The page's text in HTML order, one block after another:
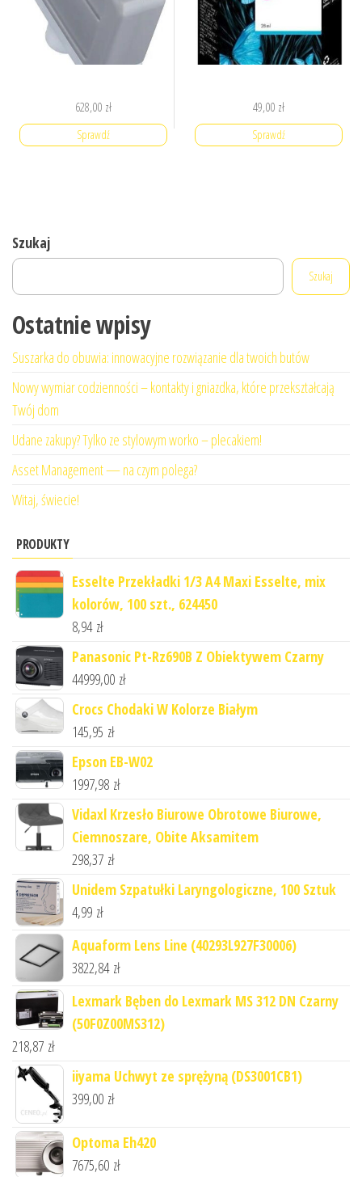
628,00 zł
Sprawdź
49,00 zł
Sprawdź
Szukaj
Szukaj
Ostatnie wpisy
Suszarka do obuwia: innowacyjne rozwiązanie dla twoich butów
Nowy wymiar codzienności – kontakty i gniazdka, które przekształcają
Twój dom
Udane zakupy? Tylko ze stylowym worko – plecakiem!
Asset Management — na czym polega?
Witaj, świecie!
PRODUKTY
Esselte Przekładki 1/3 A4 Maxi Esselte, mix
kolorów, 100 szt., 624450
8,94 zł
Panasonic Pt-Rz690B Z Obiektywem Czarny
44999,00 zł
Crocs Chodaki W Kolorze Białym
145,95 zł
Epson EB-W02
1997,98 zł
Vidaxl Krzesło Biurowe Obrotowe Biurowe,
Ciemnoszare, Obite Aksamitem
298,37 zł
Unidem Szpatułki Laryngologiczne, 100 Sztuk
4,99 zł
Aquaform Lens Line (40293L927F30006)
3822,84 zł
Lexmark Bęben do Lexmark MS 312 DN Czarny
(50F0Z00MS312)
218,87 zł
iiyama Uchwyt ze sprężyną (DS3001CB1)
399,00 zł
Optoma Eh420
7675,60 zł